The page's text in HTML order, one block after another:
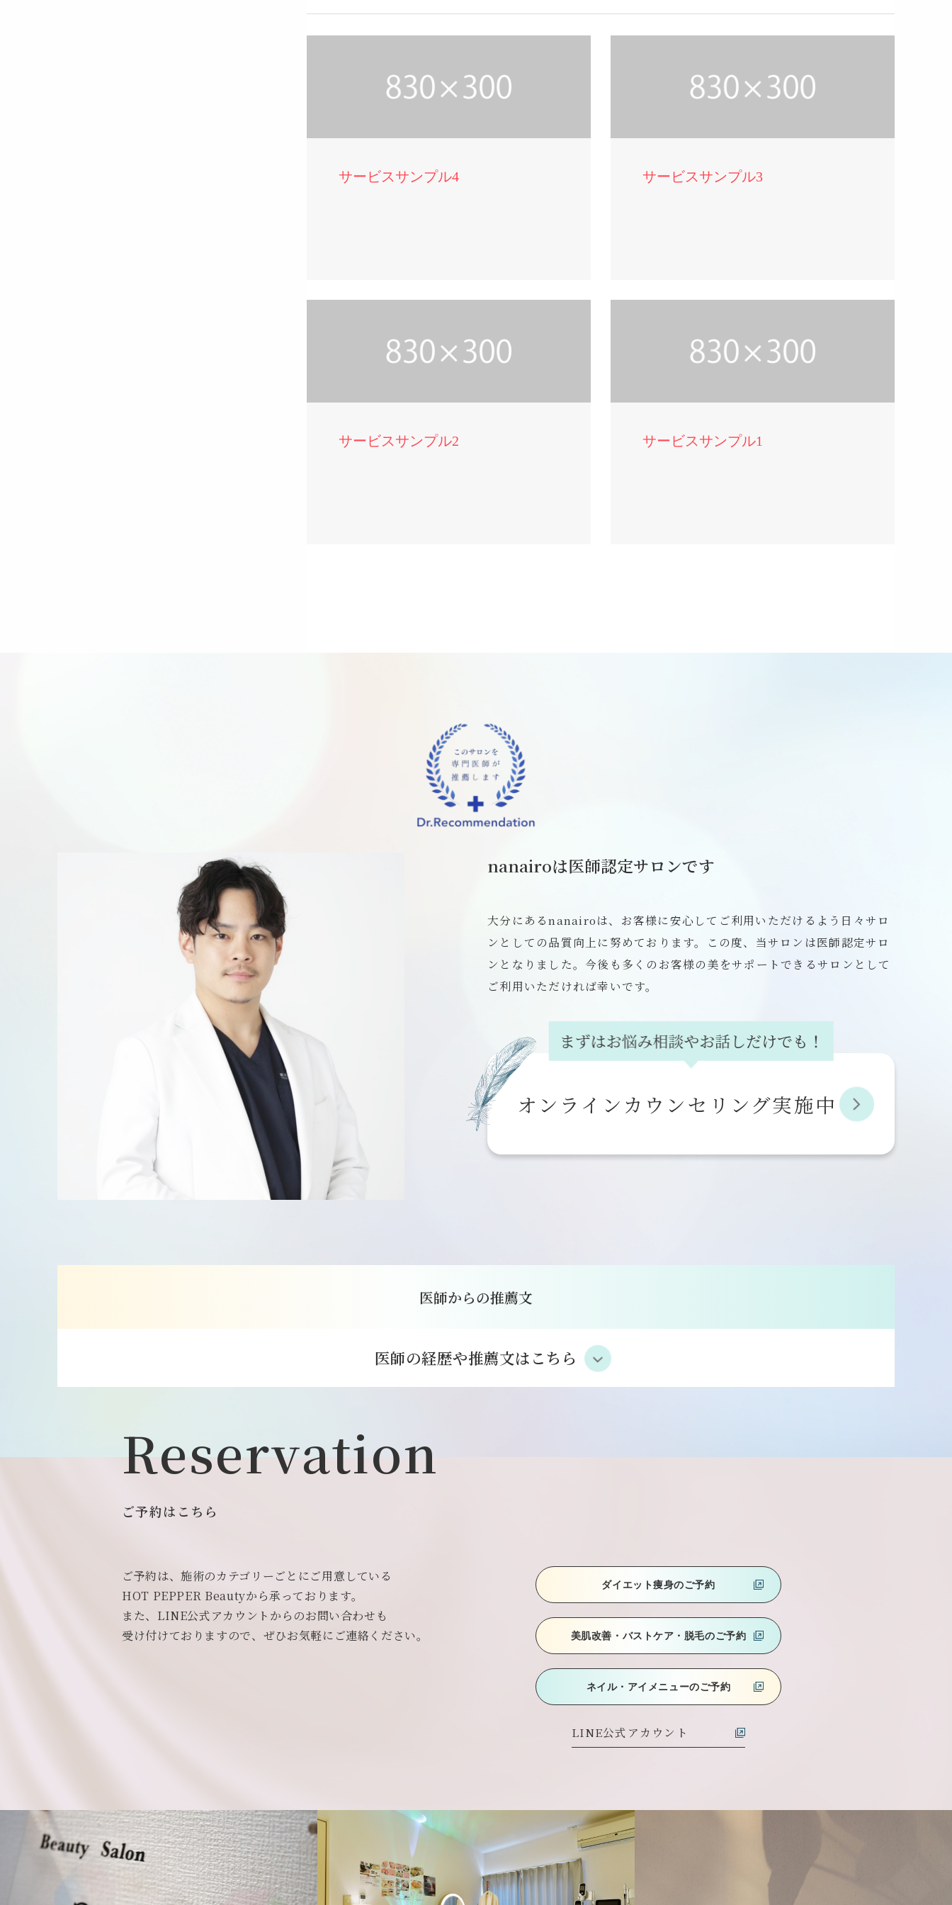
サービスサンプル4 サービスサンプル3
サービスサンプル2 サービスサンプル1
nanairoは医師認定サロンです
大分にあるnanairoは、お客様に安心してご利用いただけるよう日々サロ
ンとしての品質向上に努めております。この度、当サロンは医師認定サロ
ンとなりました。今後も多くのお客様の美をサポートできるサロンとして
ご利用いただければ幸いです。
オンライン カウンセリング実施中
医師からの推薦文
医師の経歴や推薦文はこちら
Reservation
ご予約はこちら
ご予約は、施術のカテゴリーごとにご用意している
HOT PEPPER Beautyから承っております。
また、LINE公式アカウントからのお問い合わせも
受け付けておりますので、ぜひお気軽にご連絡ください。
ダイエット痩身のご予約
美肌改善・バストケア ・脱毛のご予約
ネイル・アイメニューのご予約
LINE公式アカウント